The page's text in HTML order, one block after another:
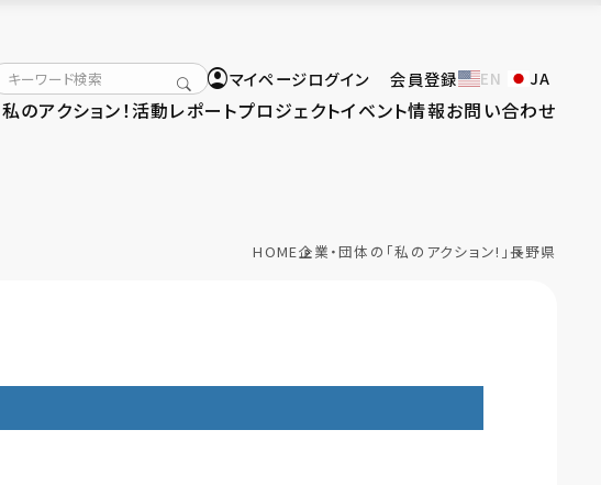
マイページログイン 会員登録 EN JA
私のアクション！ 活動レポートプロジェクトイベント情報お問い合わせ
HOME企業・団体の「私のアクション!」長野県